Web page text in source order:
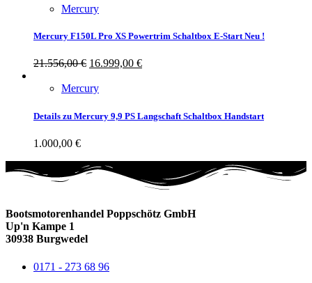
Mercury
Mercury F150L Pro XS Powertrim Schaltbox E-Start Neu !
21.556,00€ 16.999,00 €
Mercury
Details zu Mercury 9,9 PS Langschaft Schaltbox Handstart
1.000,00 €
Bootsmotorenhandel Poppschötz GmbH
Up'n Kampe 1
30938 Burgwedel
0171 - 273 68 96